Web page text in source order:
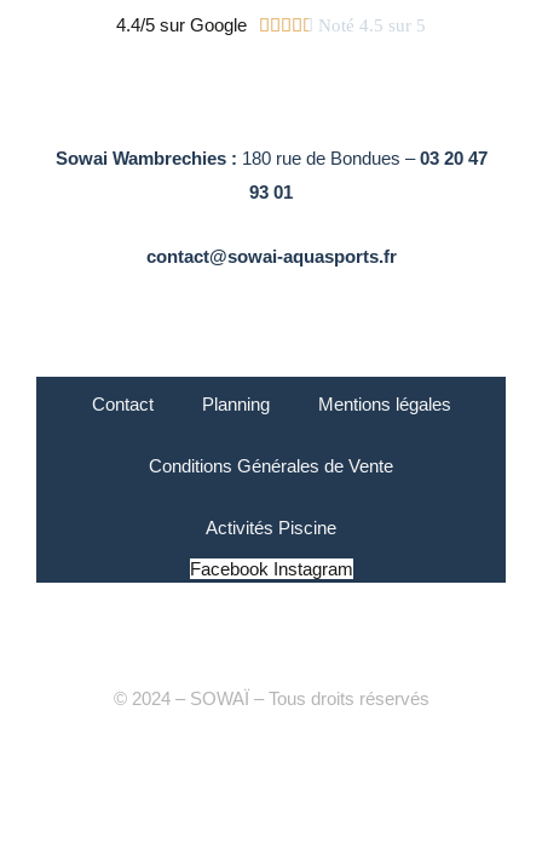
4.4/5 sur Google      Noté 4.5 sur 5
Sowai Wambrechies : 180 rue de Bondues –03 20 47
93 01
contact@sowai-aquasports.fr
Contact Planning Mentions légales
Conditions Générales de Vente
Activités Piscine
Facebook Instagram
© 2024 – SOWAÏ – Tous droits réservés